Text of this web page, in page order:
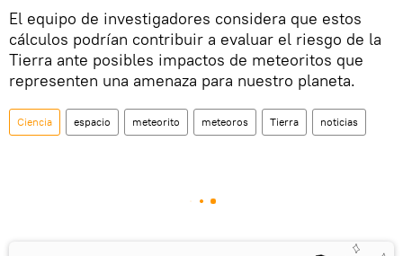
El equipo de investigadores considera que estos
cálculos podrían contribuir a evaluar el riesgo de la
Tierra ante posibles impactos de meteoritos que
representen una amenaza para nuestro planeta.
Ciencia espacio meteorito meteoros Tierra noticias